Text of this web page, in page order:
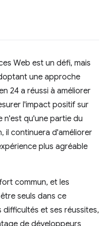
Web est un défi, mais
une approche
24 a réussi à améliorer
l'impact positif sur
n'est qu'une partie du
il continuera d'améliorer
plus agréable
commun, et les
seuls dans ce
et ses réussites,